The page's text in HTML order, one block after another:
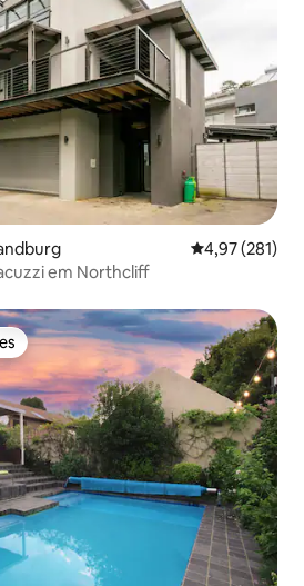
4,97 de uma
4,97 (281)
em Northcliff